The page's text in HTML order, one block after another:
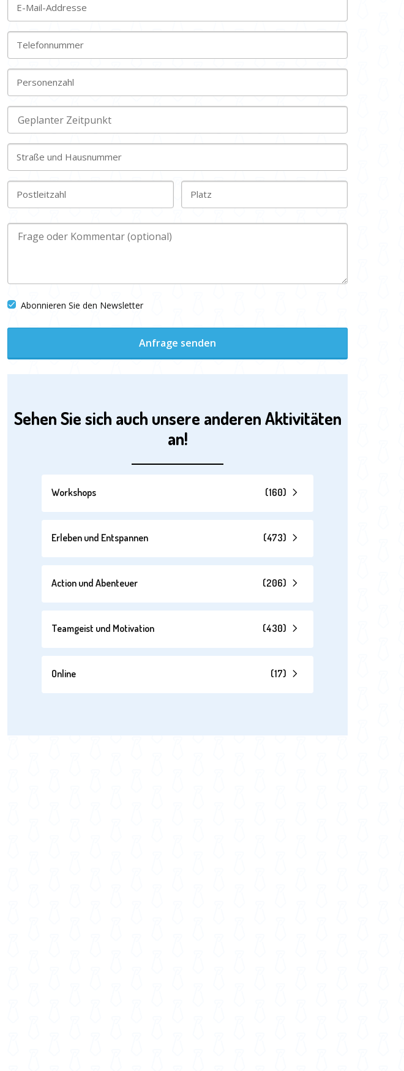
E-Mail-Addresse
Telefonnummer
Personenzahl
Straße und Hausnummer
Postleitzahl Platz
Abonnieren Sie den Newsletter
Anfrage senden
Sehen Sie sich auch unsere anderen Aktivitäten
an!
Workshops (160)
Erleben und Entspannen (473)
Action und Abenteuer (206)
Teamgeist und Motivation (430)
Online (17)